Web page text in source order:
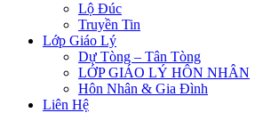
Lộ Đúc
Truyền Tin
Lớp Giáo Lý
Dự Tòng – Tân Tòng
LỚP GIÁO LÝ HÔN NHÂN
Hôn Nhân & Gia Đình
Liên Hệ